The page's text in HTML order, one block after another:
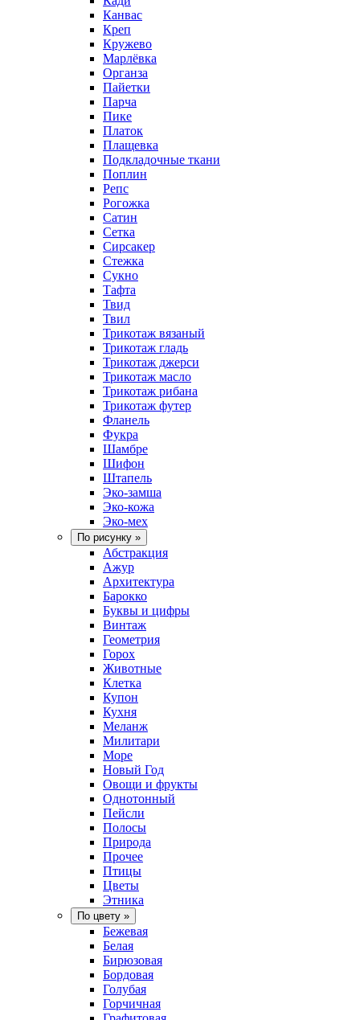
Канвас
Креп
Кружево
Марлёвка
Органза
Пайетки
Парча
Пике
Платок
Плащевка
Подкладочные ткани
Поплин
Репс
Рогожка
Сатин
Сетка
Сирсакер
Стежка
Сукно
Тафта
Твид
Твил
Трикотаж вязаный
Трикотаж гладь
Трикотаж джерси
Трикотаж масло
Трикотаж рибана
Трикотаж футер
Фланель
Фукра
Шамбре
Шифон
Штапель
Эко-замша
Эко-кожа
Эко-мех
По рисунку »
Абстракция
Ажур
Архитектура
Барокко
Буквы и цифры
Винтаж
Геометрия
Горох
Животные
Клетка
Купон
Кухня
Меланж
Милитари
Море
Новый Год
Овощи и фрукты
Однотонный
Пейсли
Полосы
Природа
Прочее
Птицы
Цветы
Этника
По цвету »
Бежевая
Белая
Бирюзовая
Бордовая
Голубая
Горчичная